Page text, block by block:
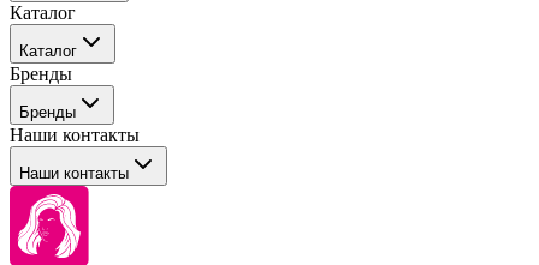
События
Покупателю
Каталог
Каталог
Профессиональные средства для окрашивания волос
Сервисные средства
Уход
Стайлинг
Брови и ресницы
Барберинг
Наборы
Расходные материалы
Бренды
Бренды
Tefia
Concept
Kezy
Barex
Sim Sensitive
Наши контакты
Наши контакты
+ 375 44 7233514